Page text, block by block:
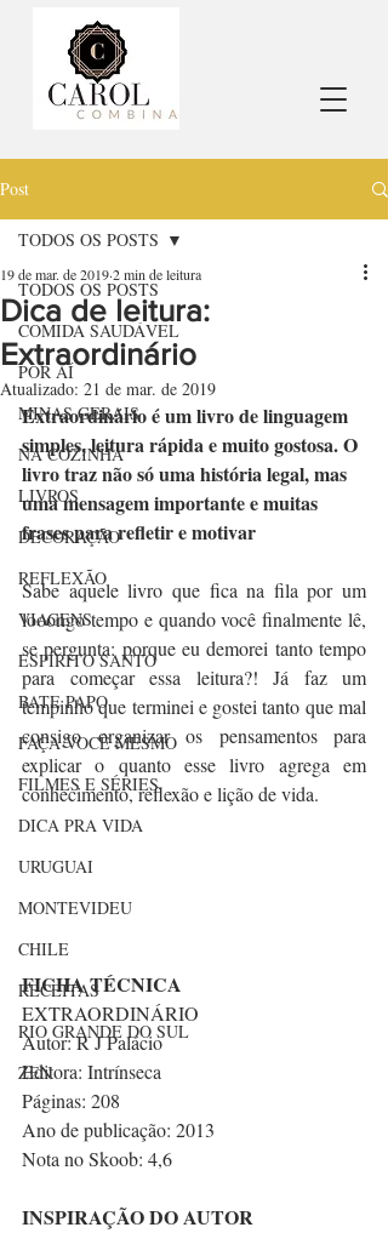
Post
TODOS OS POSTS
COMIDA SAUDÁVEL
POR AÍ
MINAS GERAIS
NA COZINHA
LIVROS
DECORAÇÃO
REFLEXÃO
VIAGENS
ESPÍRITO SANTO
BATE PAPO
FAÇA VOCÊ MESMO
FILMES E SÉRIES
DICA PRA VIDA
URUGUAI
MONTEVIDEU
CHILE
RECEITAS
RIO GRANDE DO SUL
ZEN
TODOS OS POSTS
Dica de leitura:
Extraordinário
19 de mar. de 20192 min de leitura
Atualizado: 21 de mar. de 2019
Extraordinário é um livro de linguagem
simples, leitura rápida e muito gostosa. O
livro traz não só uma história legal, mas
uma mensagem importante e muitas
frases para refletir e motivar
Sabe aquele livro que fica na fila por um
looongo tempo e quando você finalmente lê,
se pergunta: porque eu demorei tanto tempo
para começar essa leitura?! Já faz um
tempinho que terminei e gostei tanto que mal
consigo organizar os pensamentos para
explicar o quanto esse livro agrega em
conhecimento, reflexão e lição de vida.
FICHA TÉCNICA
EXTRAORDINÁRIO
Autor: R J Palácio
Editora: Intrínseca
Páginas: 208
Ano de publicação: 2013
Nota no Skoob: 4,6
INSPIRAÇÃO DO AUTOR